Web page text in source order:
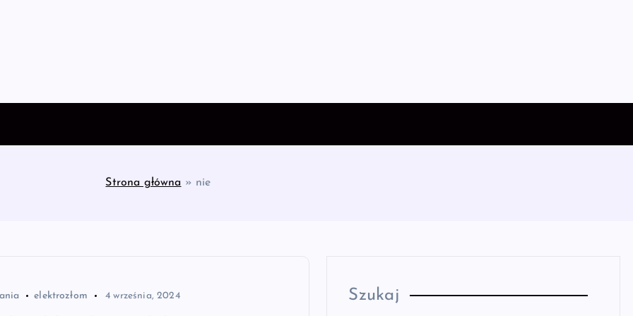
Strona główna » nie
elektrozłom 4 września, 2024 Szukaj